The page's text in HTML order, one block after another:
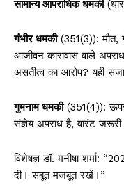
सामान्य आपराधिक धमकी
गंभीर धमकी(351(3)): मौत,
आजीवन कारावास वाले
असतीत्व का आरोप? यही
गुमनाम धमकी(351(4)):
संज्ञेय अपराध है, वारंट
विशेषज्ञ डॉ. मनीषा शर्मा:
दी। सबूत मजबूत रखें।”